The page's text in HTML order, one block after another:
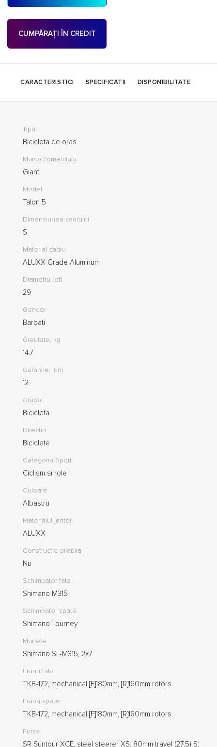
CUMPĂRAȚI ÎN CREDIT
CARACTERISTICI SPECIFICAȚII DISPONIBILITATE
Tipul
Bicicleta de oras
Marca comerciala
Giant
Model
Talon 5
Dimensiunea cadrului
S
Material cadru
ALUXX-Grade Aluminum
Diametru roti
29
Gender
Barbati
Greutate, kg
14.7
Garantie, luni
12
Grupa
Bicicleta
Directia
Biciclete
Categoria Sport
Ciclism si role
Culoare
Albastru
Materialul jantei
ALUXX
Constructie pliabila
Nu
Schimbator fata
Shimano M315
Schimbator spate
Shimano Tourney
Manete
Shimano SL-M315, 2x7
Frana fata
TKB-172, mechanical [F]180mm, [R]160mm rotors
Frana spate
TKB-172, mechanical [F]180mm, [R]160mm rotors
Furca
SR Suntour XCE, steel steerer XS: 80mm travel (27.5) S: